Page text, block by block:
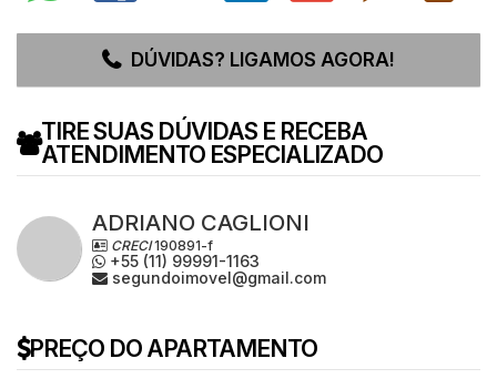
DÚVIDAS? LIGAMOS AGORA!
TIRE SUAS DÚVIDAS E RECEBA
ATENDIMENTO ESPECIALIZADO
ADRIANO CAGLIONI
CRECI190891-f
+55 (11) 99991-1163
segundoimovel@gmail.com
PREÇO DO APARTAMENTO